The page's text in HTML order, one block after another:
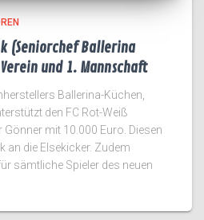
(Seniorchef Ballerina
und 1. Mannschaft
Ballerina-Küchen,
den FC Rot-Weiß
mit 10.000 Euro. Diesen
an die Elsekicker. Zudem
sämtliche Spieler des neuen